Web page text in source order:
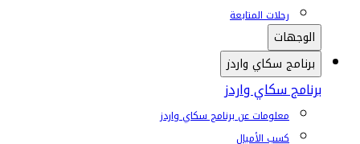
رحلات المتابعة
الوجهات
برنامج سكاي واردز
برنامج سكاي واردز
معلومات عن برنامج سكاي واردز
كسب الأميال